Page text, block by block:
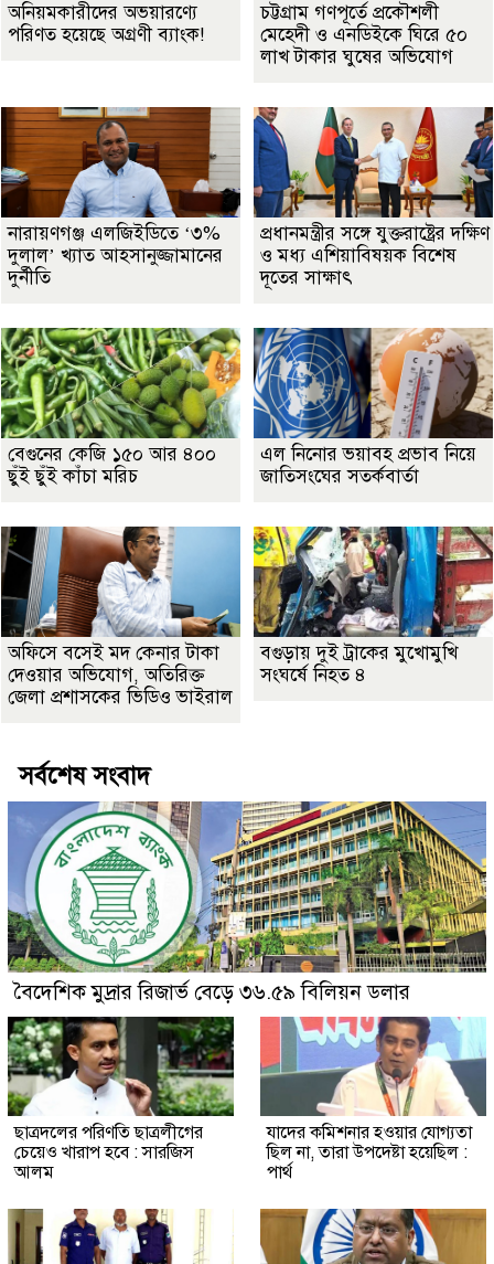
অনিয়মকারীদের অভয়ারণ্যে
পরিণত হয়েছে অগ্রণী ব্যাংক!
চট্টগ্রাম গণপূর্তে প্রকৌশলী
মেহেদী ও এনডিইকে ঘিরে ৫০
লাখ টাকার ঘুষের অভিযোগ
নারায়ণগঞ্জ এলজিইডিতে ‘৩%
দুলাল’ খ্যাত আহসানুজ্জামানের
দুর্নীতি
প্রধানমন্ত্রীর সঙ্গে যুক্তরাষ্ট্রের দক্ষিণ
ও মধ্য এশিয়াবিষয়ক বিশেষ
দূতের সাক্ষাৎ
বেগুনের কেজি ১৫০ আর ৪০০
ছুঁই ছুঁই কাঁচা মরিচ
এল নিনোর ভয়াবহ প্রভাব নিয়ে
জাতিসংঘের সতর্কবার্তা
অফিসে বসেই মদ কেনার টাকা
দেওয়ার অভিযোগ, অতিরিক্ত
জেলা প্রশাসকের ভিডিও ভাইরাল
বগুড়ায় দুই ট্রাকের মুখোমুখি
সংঘর্ষে নিহত ৪
সর্বশেষ সংবাদ
বৈদেশিক মুদ্রার রিজার্ভ বেড়ে ৩৬.৫৯ বিলিয়ন ডলার
ছাত্রদলের পরিণতি ছাত্রলীগের
চেয়েও খারাপ হবে : সারজিস
আলম
যাদের কমিশনার হওয়ার যোগ্যতা
ছিল না, তারা উপদেষ্টা হয়েছিল :
পার্থ